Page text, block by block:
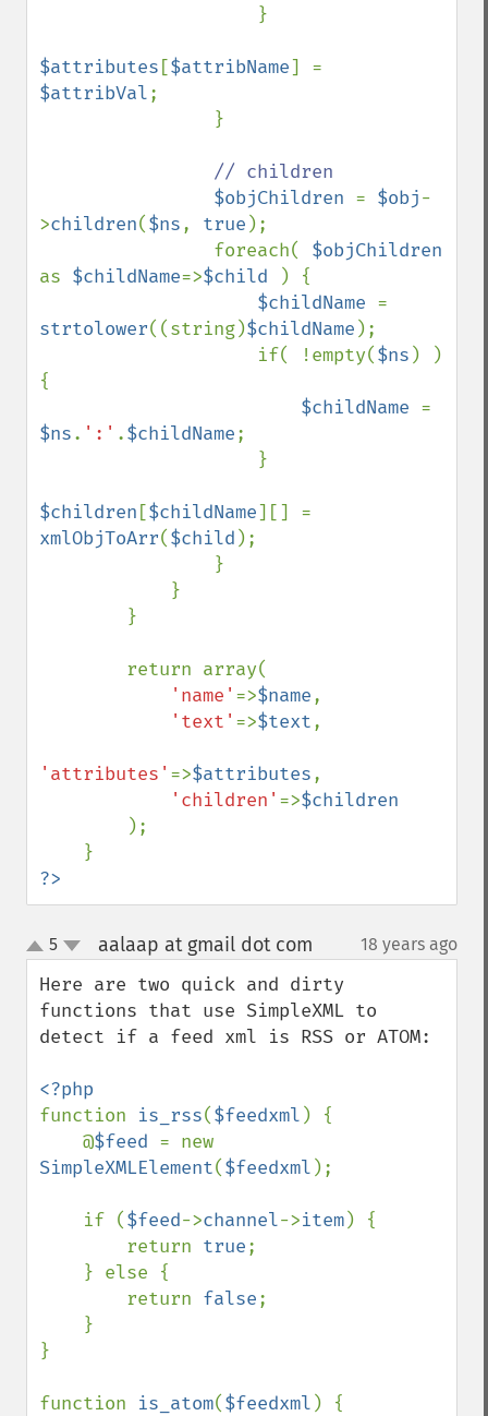
$attributes [$attribName
$attribVal;
// children
$objChildren = $obj-
>children($ns, true );
                foreach(
as $childName=>$child
) {
$childName
strtolower((string)$childName );
                    if( !empty(
$ns ) )
{
$childName
$ns. ':' .$childName;
$children [$childName
xmlObjToArr($child );
'name' =>$name,
'text' =>$text,
'attributes' =>$attributes,
'children' =>$children
);
?>
up
down
5 aalaap at gmail dot com 18 years ago
Here are two quick and dirty
functions that use SimpleXML to
detect if a feed xml is RSS or ATOM:
function is_rss($feedxml ) {
    @
$feed
SimpleXMLElement($feedxml );
    if (
$feed->channel->item) {
        return
true;
        return
false;
}
function is_atom($feedxml ) {